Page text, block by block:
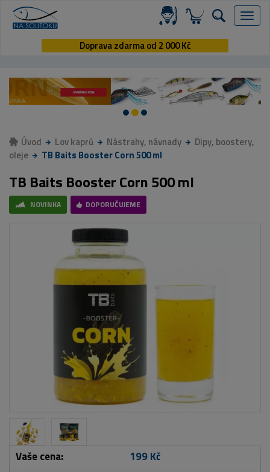
Menu
Doprava zdarma od 2 000 Kč
Úvod Lov kaprů Nástrahy, návnady
Dipy, boostery,
oleje
TB Baits Booster Corn 500 ml
TB Baits Booster Corn 500 ml
NOVINKA DOPORUČUJEME
Vaše cena:
199 Kč